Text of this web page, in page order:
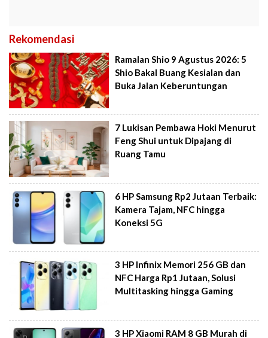
Rekomendasi
Ramalan Shio 9 Agustus 2026: 5
Shio Bakal Buang Kesialan dan
Buka Jalan Keberuntungan
7 Lukisan Pembawa Hoki Menurut
Feng Shui untuk Dipajang di
Ruang Tamu
6 HP Samsung Rp2 Jutaan Terbaik:
Kamera Tajam, NFC hingga
Koneksi 5G
3 HP Infinix Memori 256 GB dan
NFC Harga Rp1 Jutaan, Solusi
Multitasking hingga Gaming
3 HP Xiaomi RAM 8 GB Murah di